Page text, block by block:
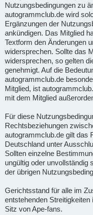
Nutzungsbedingungen zu
autogrammclub.de wird
Ergänzungen der
ankündigen. Das Mitglied
Textform den Änderungen
widersprechen. Sollte das
widersprechen, so gelten
genehmigt. Auf die
autogrammclub.de
Mitglied, ist
mit dem Mitglied
Für diese
Rechtsbeziehungen
autogrammclub.de gilt das
Deutschland unter
Sollten einzelne
ungültig oder unvollständig
der übrigen
Gerichtsstand für alle im
entstehenden
Sitz von Ape-fans.